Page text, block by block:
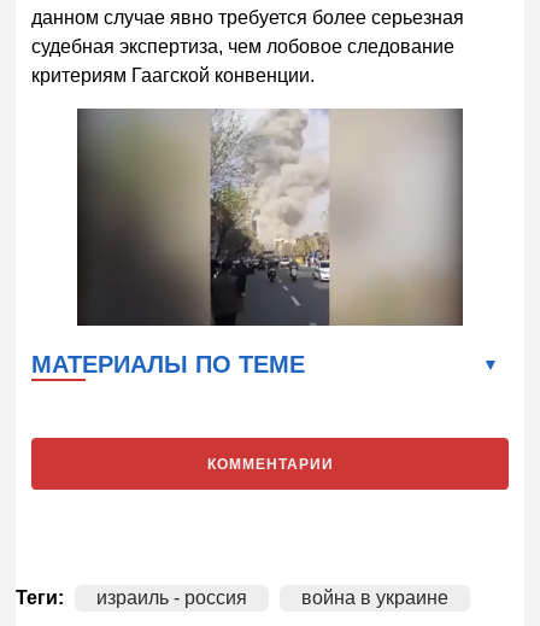
данном случае явно требуется более серьезная
судебная экспертиза, чем лобовое следование
критериям Гаагской конвенции.
МАТЕРИАЛЫ ПО ТЕМЕ
КОММЕНТАРИИ
Теги: израиль - россия война в украине